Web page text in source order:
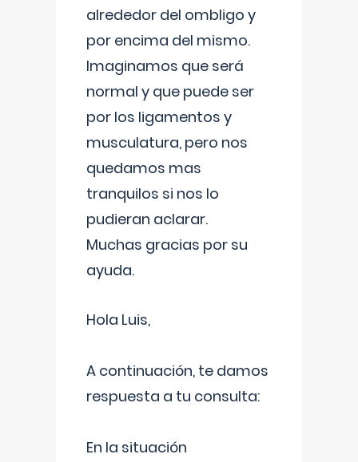
alrededor del ombligo y
por encima del mismo.
Imaginamos que será
normal y que puede ser
por los ligamentos y
musculatura, pero nos
quedamos mas
tranquilos si nos lo
pudieran aclarar.
Muchas gracias por su
ayuda.
Hola Luis,
A continuación, te damos
respuesta a tu consulta:
En la situación